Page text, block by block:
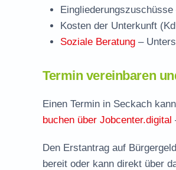
Eingliederungszuschüsse
Kosten der Unterkunft
Soziale Beratung –
Termin vereinbaren
Einen Termin in Seckach
buchen über Jobcenter.digital
Den Erstantrag auf
bereit oder kann direkt über